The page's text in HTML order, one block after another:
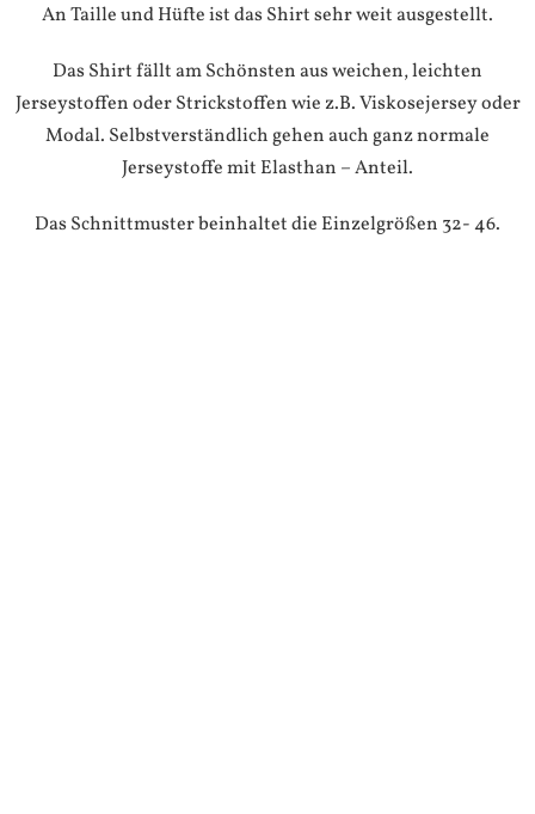
An Taille und Hüfte ist das Shirt sehr weit ausgestellt.
Das Shirt fällt am Schönsten aus weichen, leichten
Jerseystoffen oder Strickstoffen wie z.B. Viskosejersey oder
Modal. Selbstverständlich gehen auch ganz normale
Jerseystoffe mit Elasthan – Anteil.
Das Schnittmuster beinhaltet die Einzelgrößen 32- 46.